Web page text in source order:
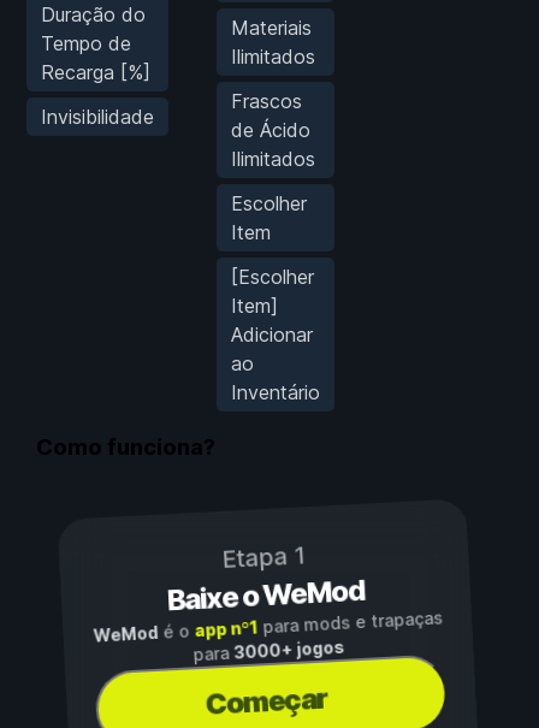
Duração do
Tempo de
Recarga [%]
Invisibilidade
Materiais
Ilimitados
Frascos
de Ácido
Ilimitados
Escolher
Item
[Escolher
Item]
Adicionar
ao
Inventário
Como funciona?
Etapa 1
Baixe o WeMod
WeModé o app nº1para mods e trapaças
para3000+ jogos
Começar